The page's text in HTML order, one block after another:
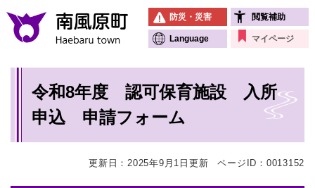
メニューを飛ばして本文へ
防災・災害 閲覧補助
Language マイページ
令和8年度 認可保育施設 入所
申込 申請フォーム
更新日：2025年9月1日更新 ページID：0013152